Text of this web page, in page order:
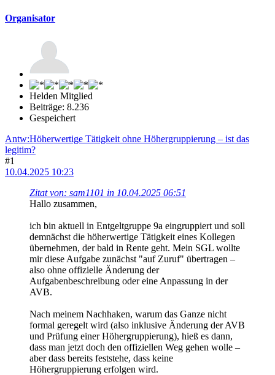
Organisator
Helden Mitglied
Beiträge: 8.236
Gespeichert
Antw:Höherwertige Tätigkeit ohne Höhergruppierung – ist das
legitim?
#1
10.04.2025 10:23
Zitat von: sam1101 in 10.04.2025 06:51
Hallo zusammen,
ich bin aktuell in Entgeltgruppe 9a eingruppiert und soll
demnächst die höherwertige Tätigkeit eines Kollegen
übernehmen, der bald in Rente geht. Mein SGL wollte
mir diese Aufgabe zunächst "auf Zuruf" übertragen –
also ohne offizielle Änderung der
Aufgabenbeschreibung oder eine Anpassung in der
AVB.
Nach meinem Nachhaken, warum das Ganze nicht
formal geregelt wird (also inklusive Änderung der AVB
und Prüfung einer Höhergruppierung), hieß es dann,
dass man jetzt doch den offiziellen Weg gehen wolle –
aber dass bereits feststehe, dass keine
Höhergruppierung erfolgen wird.